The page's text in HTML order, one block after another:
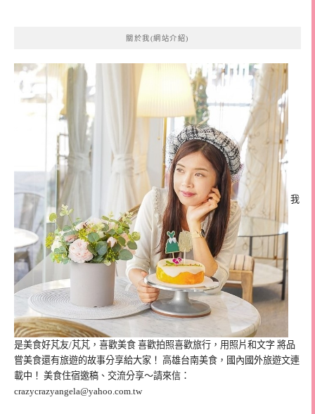
關於我(網站介紹)
我
是美食好芃友/芃芃，喜歡美食 喜歡拍照喜歡旅行，用照片和文字 將品
嘗美食還有旅遊的故事分享給大家！ 高雄台南美食，國內國外旅遊文連
載中！ 美食住宿邀稿、交流分享～請來信：
crazycrazyangela@yahoo.com.tw